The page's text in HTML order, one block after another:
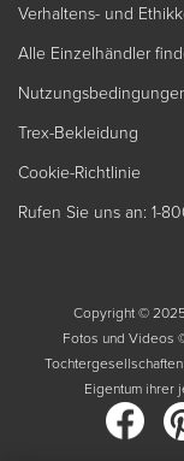
Verhaltens- und
Alle Einzelhändler
Trex-Bekleidung
Cookie-Richtlinie
Rufen Sie uns an: 1-
Copyright ©
Fotos und Videos
Eigentum ihrer